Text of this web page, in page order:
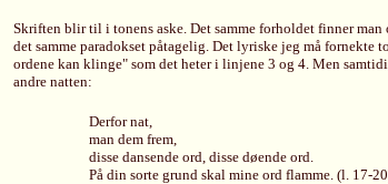
Skriften blir til i tonens aske. Det samme forholdet finner
det samme paradokset påtagelig. Det lyriske jeg må
ordene kan klinge" som det heter i linjene 3 og 4. Men
andre natten:
Derfor nat,
man dem frem,
disse dansende ord, disse døende ord.
På din sorte grund skal mine ord flamme. (l. 17-